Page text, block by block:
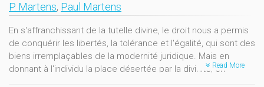
P. Martens, Paul Martens
En s'affranchissant de la tutelle divine, le droit nous a permis
de conquérir les libertés, la tolérance et l'égalité, qui sont des
biens irremplaçables de la modernité juridique. Mais en
donnant à l'individu la place désertée par la divinité, enRead More